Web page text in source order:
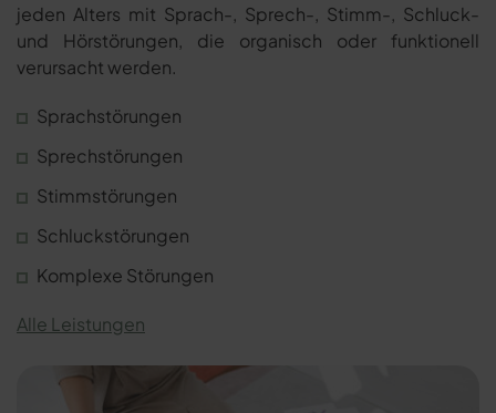
jeden Alters mit Sprach-, Sprech-, Stimm-, Schluck-
und Hörstörungen, die organisch oder funktionell
verursacht werden.
Sprachstörungen
Sprechstörungen
Stimmstörungen
Schluckstörungen
Komplexe Störungen
Alle Leistungen